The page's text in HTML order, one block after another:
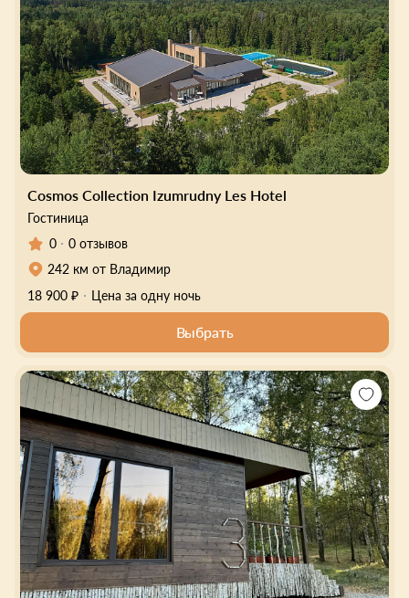
Cosmos Collection Izumrudny Les Hotel
Гостиница
0
0 отзывов
242 км от Владимир
18 900 ₽
Цена за одну ночь
Выбрать